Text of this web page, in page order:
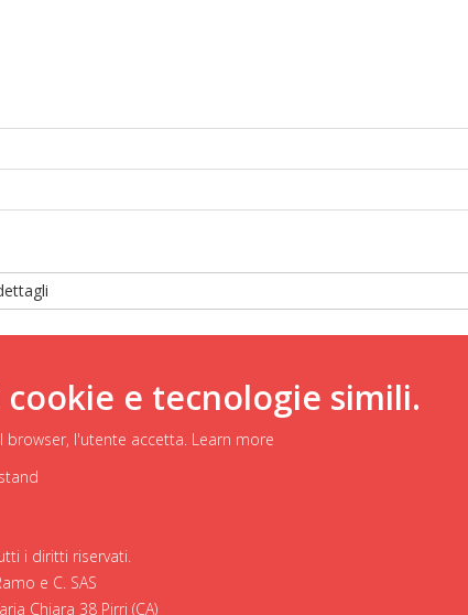
e tecnologie simili.
l'utente accetta. Learn more
i diritti riservati.
e C. SAS
Chiara 38 Pirri (CA)